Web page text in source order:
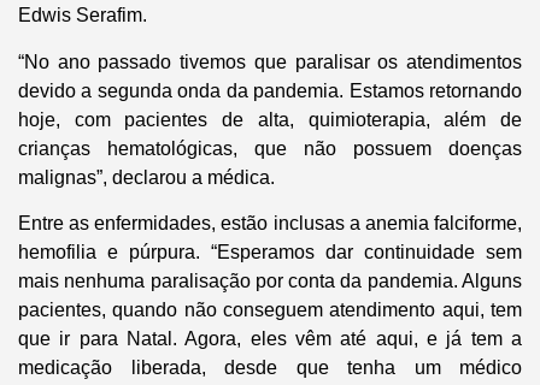
Edwis Serafim.
“No ano passado tivemos que paralisar os atendimentos
devido a segunda onda da pandemia. Estamos retornando
hoje, com pacientes de alta, quimioterapia, além de
crianças hematológicas, que não possuem doenças
malignas”, declarou a médica.
Entre as enfermidades, estão inclusas a anemia falciforme,
hemofilia e púrpura. “Esperamos dar continuidade sem
mais nenhuma paralisação por conta da pandemia. Alguns
pacientes, quando não conseguem atendimento aqui, tem
que ir para Natal. Agora, eles vêm até aqui, e já tem a
medicação liberada, desde que tenha um médico